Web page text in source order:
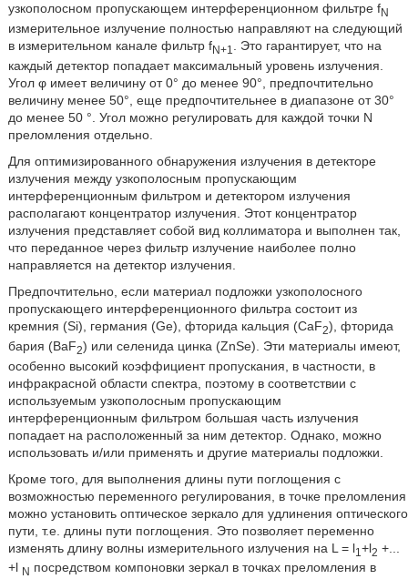
узкополосном пропускающем интерференционном фильтре fN
измерительное излучение полностью направляют на следующий
в измерительном канале фильтр fN+1 . Это гарантирует, что на
каждый детектор попадает максимальный уровень излучения.
Угол φ имеет величину от 0° до менее 90°, предпочтительно
величину менее 50°, еще предпочтительнее в диапазоне от 30°
до менее 50 °. Угол можно регулировать для каждой точки N
преломления отдельно.
Для оптимизированного обнаружения излучения в детекторе
излучения между узкополосным пропускающим
интерференционным фильтром и детектором излучения
располагают концентратор излучения. Этот концентратор
излучения представляет собой вид коллиматора и выполнен так,
что переданное через фильтр излучение наиболее полно
направляется на детектор излучения.
Предпочтительно, если материал подложки узкополосного
пропускающего интерференционного фильтра состоит из
кремния (Si), германия (Ge), фторида кальция (CaF2), фторида
бария (BaF2) или селенида цинка (ZnSe). Эти материалы имеют,
особенно высокий коэффициент пропускания, в частности, в
инфракрасной области спектра, поэтому в соответствии с
используемым узкополосным пропускающим
интерференционным фильтром большая часть излучения
попадает на расположенный за ним детектор. Однако, можно
использовать и/или применять и другие материалы подложки.
Кроме того, для выполнения длины пути поглощения с
возможностью переменного регулирования, в точке преломления
можно установить оптическое зеркало для удлинения оптического
пути, т.е. длины пути поглощения. Это позволяет переменно
изменять длину волны измерительного излучения на L = l1 +l2 +...
+l N посредством компоновки зеркал в точках преломления в